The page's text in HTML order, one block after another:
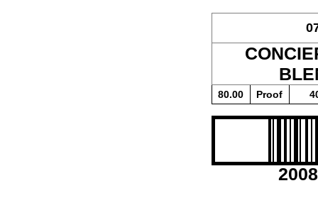
80.00 Proof